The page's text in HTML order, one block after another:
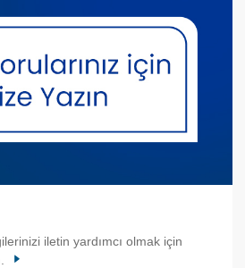
iletin yardımcı olmak için